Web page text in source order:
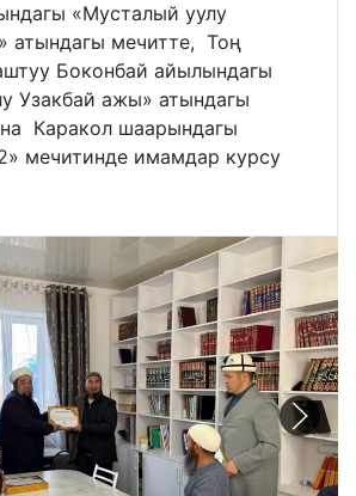
«Мусталый уулу
атындагы мечитте, Тоң
Боконбай айылындагы
Узакбай ажы» атындагы
Каракол шаарындагы
мечитинде имамдар курсу